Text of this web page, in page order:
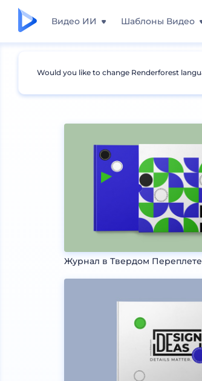
Видео ИИ Шаблоны Видео
Мокапы Печатные
Журнал в Твердом
Would you like to change Renderforest